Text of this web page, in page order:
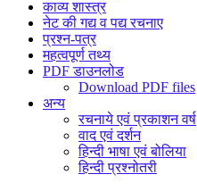
काव्य शास्त्र
नेट की गद्य व पद्य रचनाए
प्रश्न-पत्र
महत्वपूर्ण तथ्य
PDF डाउनलोड
Download PDF files
अन्य
रचनाये एवं प्रकाशन वर्ष
वाद एवं दर्शन
हिन्दी भाषा एवं बोलिया
हिन्दी प्रश्नोतरी